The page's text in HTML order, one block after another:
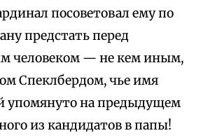
посоветовал ему по
предстать перед
человеком — не кем иным,
Спеклбердом, чье имя
упомянуто на предыдущем
из кандидатов в папы!